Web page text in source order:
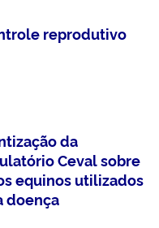
reprodutivo
da
Ceval sobre
equinos utilizados
doença